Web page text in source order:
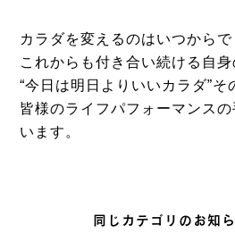
カラダを変えるのはいつからで
これからも付き合い続ける自身
“今日は明日よりいいカラダ”そ
皆様のライフパフォーマンス
います。
同じカテゴリのお知